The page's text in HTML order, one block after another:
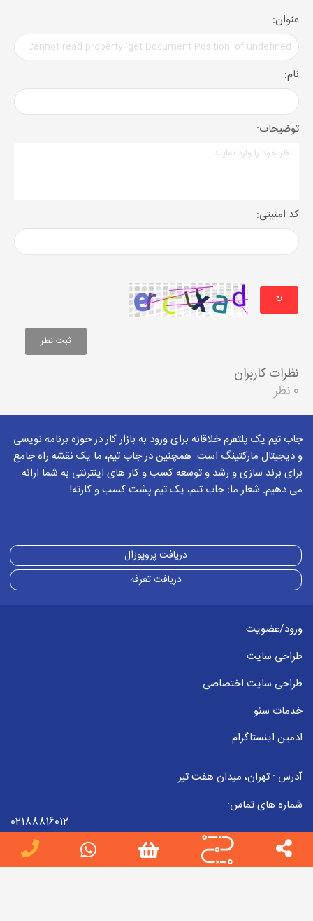
عنوان:
نام:
توضیحات:
کد امنیتی:
↻
نظرات کاربران
0 نظر
جاب تیم یک پلتفرم خلاقانه برای ورود به بازار کار در حوزه برنامه نویسی
و دیجیتال مارکتینگ است. همچنین در جاب تیم، ما یک نقشه راه جامع
برای برند سازی و رشد و توسعه کسب و کار های اینترنتی به شما ارائه
می دهیم. شعار ما: جاب تیم، یک تیم پشت کسب و کارته!
دریافت پروپوزال
دریافت تعرفه
ورود/عضویت
طراحی سایت
طراحی سایت اختصاصی
خدمات سئو
ادمین اینستاگرام
آدرس : تهران، میدان هفت تیر
شماره های تماس:
02188816012
09223857998
02188816012